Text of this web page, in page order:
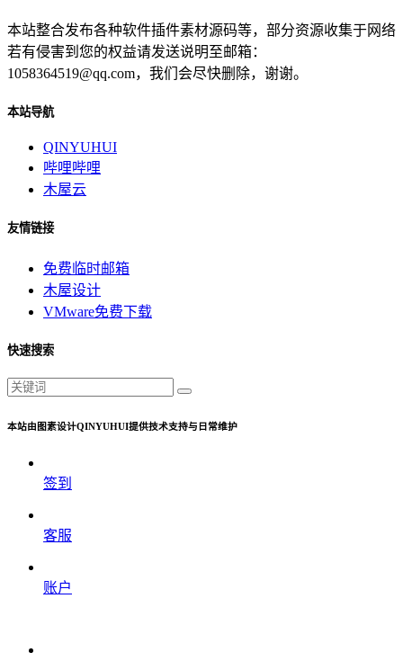
本站整合发布各种软件插件素材源码等，部分资源收集于网络
若有侵害到您的权益请发送说明至邮箱：
1058364519@qq.com，我们会尽快删除，谢谢。
本站导航
QINYUHUI
哔哩哔哩
木屋云
友情链接
免费临时邮箱
木屋设计
VMware免费下载
快速搜索
本站由图素设计QINYUHUI提供技术支持与日常维护
签到
客服
账户